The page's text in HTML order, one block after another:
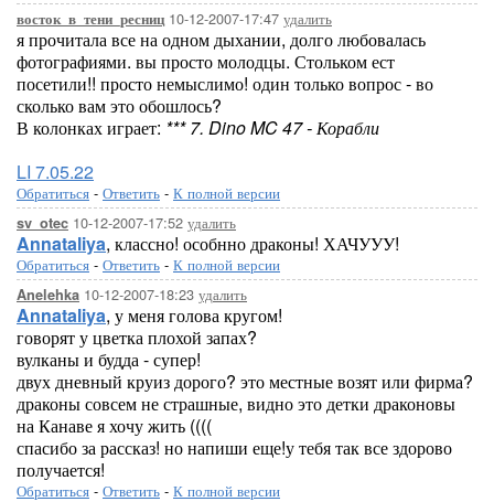
восток_в_тени_ресниц 10-12-2007-17:47 удалить
я прочитала все на одном дыхании, долго любовалась
фотографиями. вы просто молодцы. Стольком ест
посетили!! просто немыслимо! один только вопрос - во
сколько вам это обошлось?
В колонках играет: *** 7. Dino MC 47 - Корабли
LI 7.05.22
Обратиться - Ответить - К полной версии
sv_otec 10-12-2007-17:52 удалить
Annataliya, классно! особнно драконы! ХАЧУУУ!
Обратиться - Ответить - К полной версии
Anelehka 10-12-2007-18:23 удалить
Annataliya, у меня голова кругом!
говорят у цветка плохой запах?
вулканы и будда - супер!
двух дневный круиз дорого? это местные возят или фирма?
драконы совсем не страшные, видно это детки драконовы
на Канаве я хочу жить ((((
спасибо за рассказ! но напиши еще!у тебя так все здорово
получается!
Обратиться - Ответить - К полной версии